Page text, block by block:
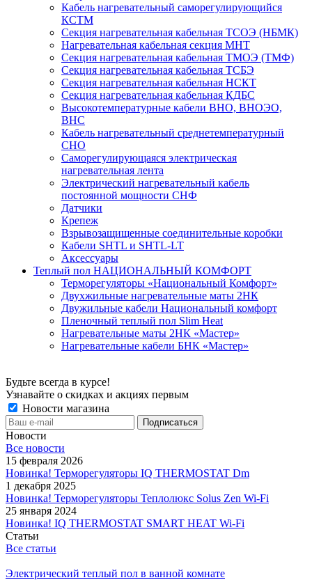
Кабель нагревательный саморегулирующийся
КСТМ
Секция нагревательная кабельная ТСОЭ (НБМК)
Нагревательная кабельная секция МНТ
Секция нагревательная кабельная ТМОЭ (ТМФ)
Секция нагревательная кабельная ТСБЭ
Секция нагревательная кабельная НСКТ
Секция нагревательная кабельная КДБС
Высокотемпературные кабели ВНО, ВНОЭО,
ВНС
Кабель нагревательный среднетемпературный
СНО
Саморегулирующаяся электрическая
нагревательная лента
Электрический нагревательный кабель
постоянной мощности СНФ
Датчики
Крепеж
Взрывозащищенные соединительные коробки
Кабели SHTL и SHTL-LT
Аксессуары
Теплый пол НАЦИОНАЛЬНЫЙ КОМФОРТ
Терморегуляторы «Национальный Комфорт»
Двухжильные нагревательные маты 2НК
Двужильные кабели Национальный комфорт
Пленочный теплый пол Slim Heat
Нагревательные маты 2НК «Мастер»
Нагревательные кабели БНК «Мастер»
Будьте всегда в курсе!
Узнавайте о скидках и акциях первым
Новости магазина
Новости
Все новости
15 февраля 2026
Новинка! Терморегуляторы IQ THERMOSTAT Dm
1 декабря 2025
Новинка! Терморегуляторы Теплолюкс Solus Zen Wi-Fi
25 января 2024
Новинка! IQ THERMOSTAT SMART HEAT Wi-Fi
Статьи
Все статьи
Электрический теплый пол в ванной комнате